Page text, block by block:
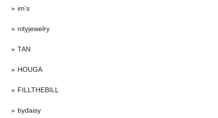
im's
nityjewelry
TAN
HOUGA
FILLTHEBILL
bydaisy